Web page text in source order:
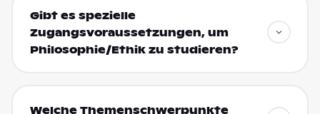
Gibt es spezielle
Zugangsvoraussetzungen, um
Philosophie/Ethik zu studieren?
Welche Themenschwerpunkte